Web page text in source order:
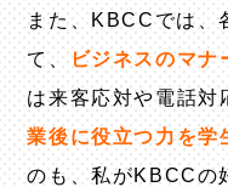
また、KBCCでは、
て、
ビジネスのマナ
は来客応対や電話対
業後に役立つ力を学
のも、私がKBCCの